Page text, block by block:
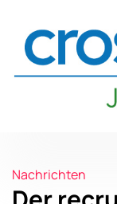
Nachrichten